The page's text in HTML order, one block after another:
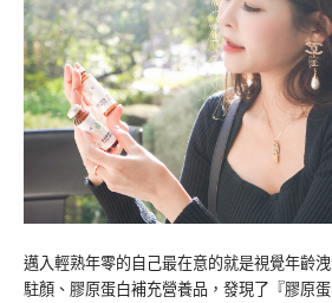
邁入輕熟年零的自己最在意的就是視覺年齡
駐顏、膠原蛋白補充營養品，發現了『膠原